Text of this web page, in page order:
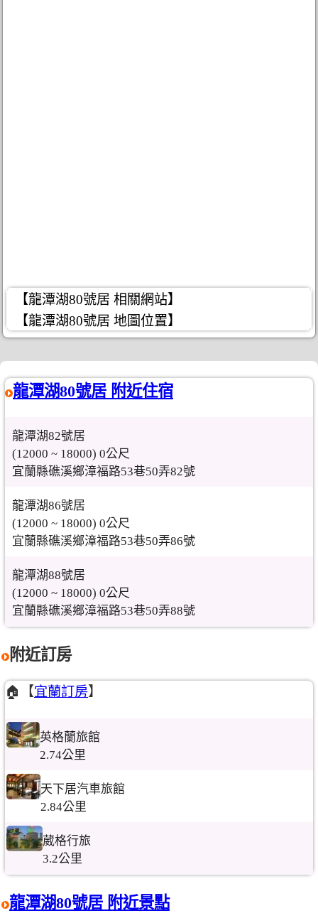
【龍潭湖80號居 相關網站】
【龍潭湖80號居 地圖位置】
龍潭湖80號居 附近住宿
龍潭湖82號居
(12000 ~ 18000) 0公尺
宜蘭縣礁溪鄉漳福路53巷50弄82號
龍潭湖86號居
(12000 ~ 18000) 0公尺
宜蘭縣礁溪鄉漳福路53巷50弄86號
龍潭湖88號居
(12000 ~ 18000) 0公尺
宜蘭縣礁溪鄉漳福路53巷50弄88號
附近訂房
🏠【宜蘭訂房】
英格蘭旅館
2.74公里
天下居汽車旅館
2.84公里
葳格行旅
3.2公里
龍潭湖80號居 附近景點